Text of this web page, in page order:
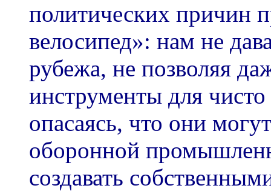
политических причин
велосипед»: нам не
рубежа, не позволяя
инструменты для
опасаясь, что они
оборонной
создавать